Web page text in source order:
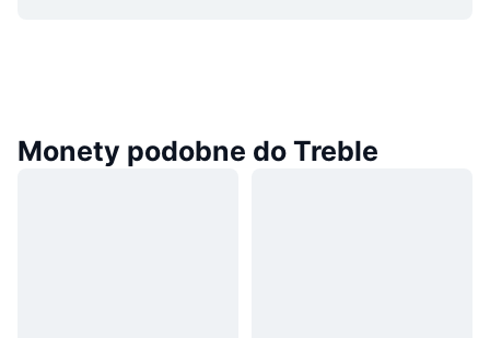
Monety podobne do Treble